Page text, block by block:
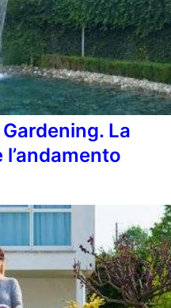
Gardening. La